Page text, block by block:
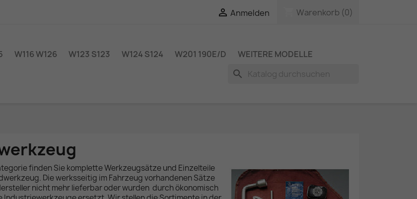
 Anmelden Warenkorb (0)
W116 W126 W123 S123 W124 S124 W201 190E/D WEITERE MODELLE
search
finden Sie komplette Werkzeugsätze und Einzelteile
Die werksseitig im Fahrzeug vorhandenen Sätze
nicht mehr lieferbar oder wurden durch ökonomisch